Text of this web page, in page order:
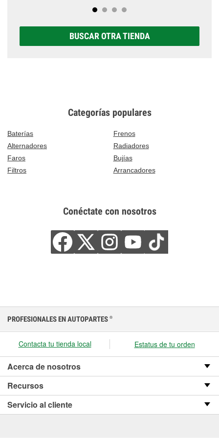
BUSCAR OTRA TIENDA
Categorías populares
Baterías
Frenos
Alternadores
Radiadores
Faros
Bujías
Filtros
Arrancadores
Conéctate con nosotros
PROFESIONALES EN AUTOPARTES ®
Contacta tu tienda local Estatus de tu orden
Acerca de nosotros
Recursos
Servicio al cliente